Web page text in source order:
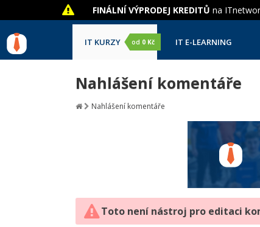
FINÁLNÍ VÝPRODEJ KREDITŮ na
IT KURZY od 0 Kč IT E-LEARNING
Nahlášení komentáře
Nahlášení komentáře
Toto není nástroj pro editaci